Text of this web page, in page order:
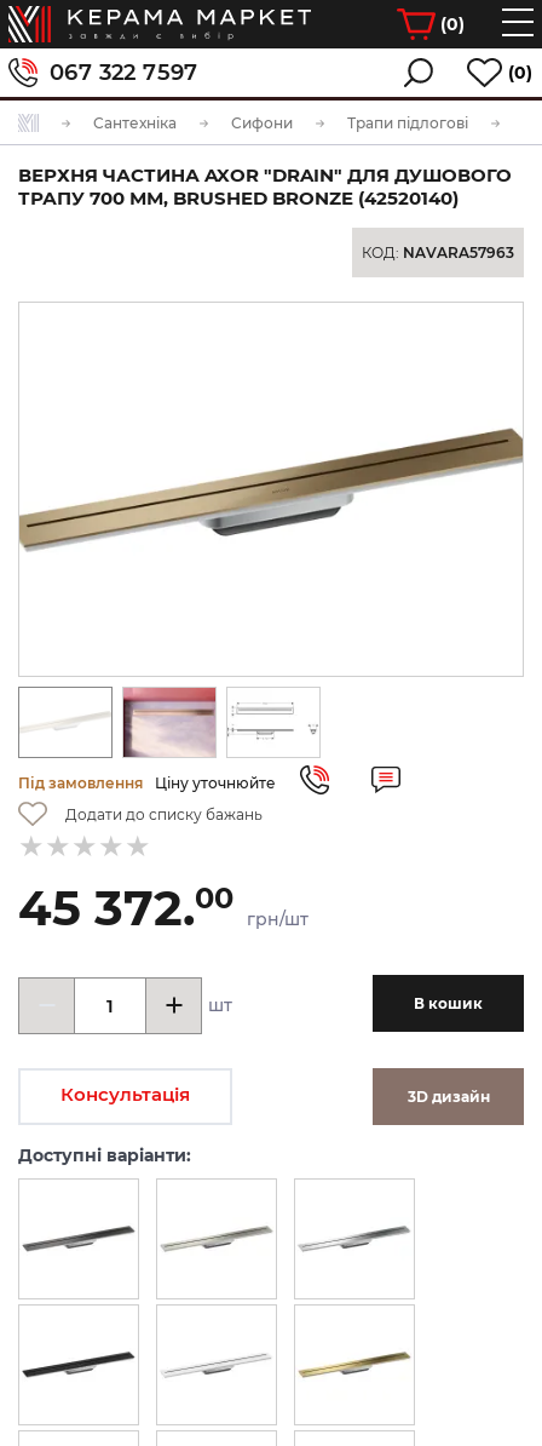
(0)
067 322 7597 (0)
Сантехніка Сифони Трапи підлогові
ВЕРХНЯ ЧАСТИНА AXOR "DRAIN" ДЛЯ ДУШОВОГО
ТРАПУ 700 ММ, BRUSHED BRONZE (42520140)
КОД: NAVARA57963
Під замовлення
Ціну уточнюйте
Додати до списку бажань
45 372.00
грн/шт
шт В кошик
Консультація 3D дизайн
Доступні варіанти: